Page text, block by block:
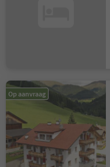
Op aanvraag